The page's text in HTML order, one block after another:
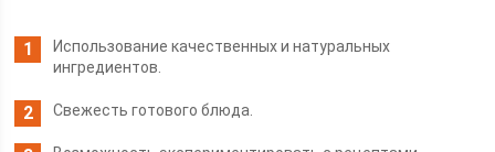
Использование качественных и натуральных
ингредиентов.
Свежесть готового блюда.